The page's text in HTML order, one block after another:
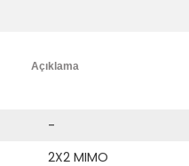
Açıklama
-
2X2 MIMO